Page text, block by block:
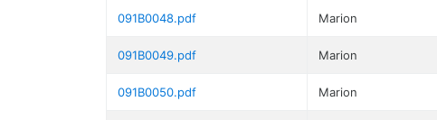
091B0048.pdf Marion
091B0049.pdf Marion
091B0050.pdf Marion